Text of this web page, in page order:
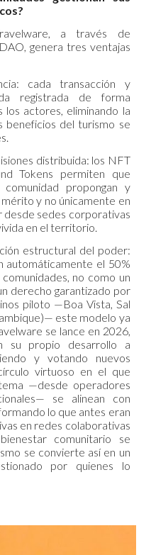
a través de
genera tres ventajas
cada transacción y
registrada de forma
actores, eliminando la
beneficios del turismo se
distribuida: los NFT
Tokens permiten que
propongan y
y no únicamente en
desde sedes corporativas
en el territorio.
estructural del poder:
automáticamente el 50%
no como un
derecho garantizado por
piloto —Boa Vista, Sal
este modelo ya
se lance en 2026,
su propio desarrollo a
y votando nuevos
virtuoso en el que
—desde operadores
se alinean con
lo que antes eran
en redes colaborativas
comunitario se
se convierte así en un
por quienes lo